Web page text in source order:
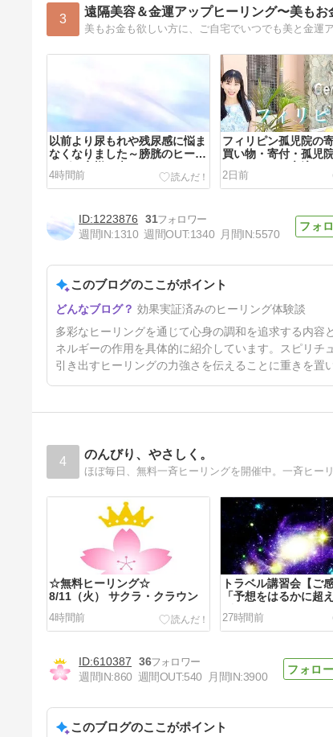
3 遠隔美容＆金運アップヒーリング〜美もお
以前より尿もれや残尿感に悩ま
なくなりました～膀胱のヒーリ
ングお客様の声
4時間前
フィリピン孤児院の
買い物・寄付・孤児
どもたちとの交流
2日前
定員になりました☆フェムケア
ヒーリングモニターさん募集の
3日前
1223876
31
週間IN:1310 週間OUT:1340 月間IN:5570
このブログのここがポイント
効果実証済みのヒーリング体験談
多彩なヒーリングを通じて心身の調和を追求する内
ネルギーの作用を具体的に紹介しています。スピリ
引き出すヒーリングの力強さを伝えることに重きを置
4 のんびり、やさしく。
ほぼ毎日、無料一斉ヒーリングを開催中。一斉ヒー
☆無料ヒーリング☆
8/11（火） サクラ・クラウン
4時間前
トラベル講習会【ご
「予想をはるかに超
がらも、めちゃくち
あっという間過ぎで
27時間前
610387
36
週間IN:860 週間OUT:540 月間IN:3900
このブログのここがポイント